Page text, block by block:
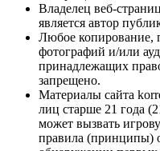
Владелец веб-
является автор
Любое копирование,
фотографий и/или
принадлежащих
запрещено.
Материалы сайта
лиц старше 21 года
может вызвать
правила (принципы)